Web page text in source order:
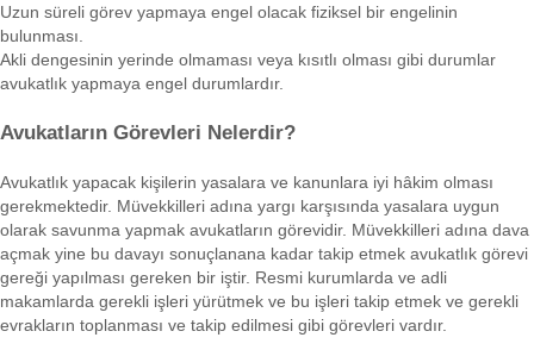
Uzun süreli görev yapmaya engel olacak fiziksel bir engelinin
bulunması.
Akli dengesinin yerinde olmaması veya kısıtlı olması gibi durumlar
avukatlık yapmaya engel durumlardır.
Avukatların Görevleri Nelerdir?
Avukatlık yapacak kişilerin yasalara ve kanunlara iyi hâkim olması
gerekmektedir. Müvekkilleri adına yargı karşısında yasalara uygun
olarak savunma yapmak avukatların görevidir. Müvekkilleri adına dava
açmak yine bu davayı sonuçlanana kadar takip etmek avukatlık görevi
gereği yapılması gereken bir iştir. Resmi kurumlarda ve adli
makamlarda gerekli işleri yürütmek ve bu işleri takip etmek ve gerekli
evrakların toplanması ve takip edilmesi gibi görevleri vardır.